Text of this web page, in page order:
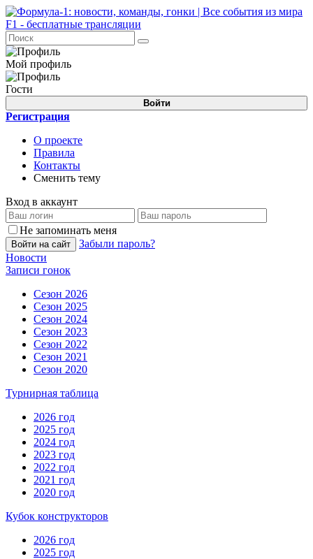
Мой профиль
Гости
Войти
Регистрация
О проекте
Правила
Контакты
Сменить тему
Вход в аккаунт
Не запоминать меня
Войти на сайт
Забыли пароль?
Новости
Записи гонок
Сезон 2026
Сезон 2025
Сезон 2024
Сезон 2023
Сезон 2022
Сезон 2021
Сезон 2020
Турнирная таблица
2026 год
2025 год
2024 год
2023 год
2022 год
2021 год
2020 год
Кубок конструкторов
2026 год
2025 год